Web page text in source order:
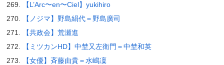
【L’Arc〜en〜Ciel】yukihiro
【ノジマ】野島絹代＝野島廣司
【共政会】荒瀬進
【ミツカンHD】中埜又左衛門＝中埜和英
【女優】斉藤由貴＝水嶋凜